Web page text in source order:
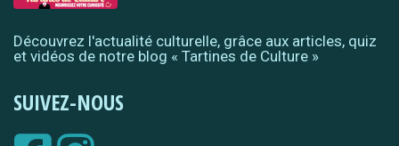
Découvrez l'actualité culturelle, grâce aux articles, quiz
et vidéos de notre blog « Tartines de Culture »
SUIVEZ-NOUS